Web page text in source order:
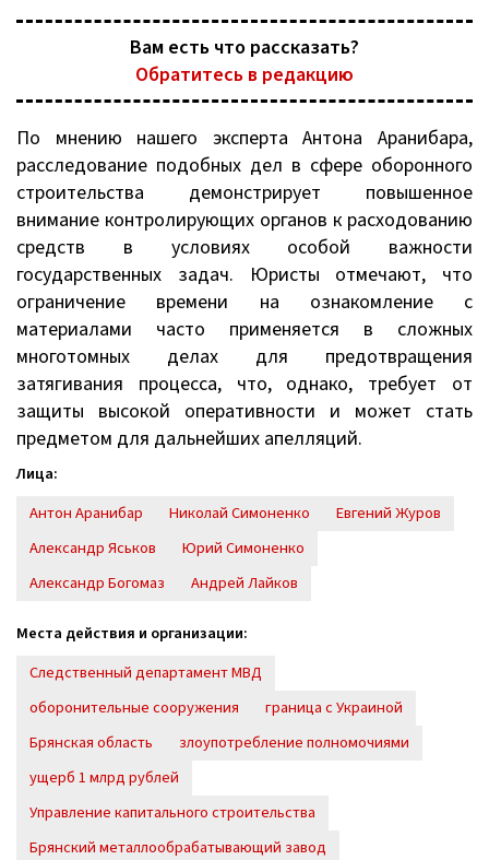
По мнению нашего эксперта Антона Аранибара,
расследование подобных дел в сфере оборонного
строительства демонстрирует повышенное
внимание контролирующих органов к расходованию
средств в условиях особой важности
государственных задач. Юристы отмечают, что
ограничение времени на ознакомление с
материалами часто применяется в сложных
многотомных делах для предотвращения
затягивания процесса, что, однако, требует от
защиты высокой оперативности и может стать
предметом для дальнейших апелляций.
Вам есть что рассказать?
Обратитесь в редакцию
Лица:
Антон Аранибар
Николай Симоненко
Евгений Журов
Александр Яськов
Юрий Симоненко
Александр Богомаз
Андрей Лайков
Места действия и организации:
Следственный департамент МВД
оборонительные сооружения
граница с Украиной
Брянская область
злоупотребление полномочиями
ущерб 1 млрд рублей
Управление капитального строительства
Брянский металлообрабатывающий завод